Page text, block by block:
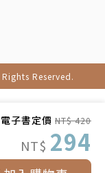
電子書定價 NT$ 420
NT$ 294
庭與教學現
格教育。
Reserved.